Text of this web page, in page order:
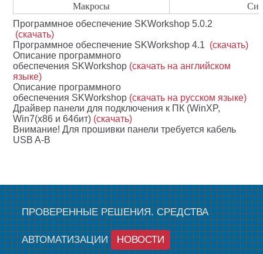
Макросы
Си
Программное обеспечение SKWorkshop 5.0.2
(скачать)
Программное обеспечение SKWorkshop 4.1 (скачать)
Описание программного
обеспечения SKWorkshop (скачать на английском
языке)
Описание программного
обеспечения SKWorkshop (скачать на русском языке)
Драйвер панели для подключения к ПК (WinXP,
Win7(x86 и 64бит) (скачать)
Внимание! Для прошивки панели требуется кабель
USB A-B
ПРОВЕРЕННЫЕ РЕШЕНИЯ. СРЕДСТВА
АВТОМАТИЗАЦИИ НОВОСТИ